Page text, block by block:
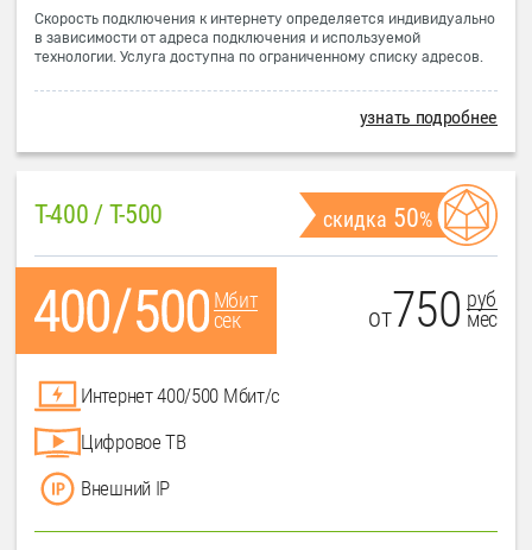
Скорость подключения к интернету определяется индивидуально
в зависимости от адреса подключения и используемой
технологии. Услуга доступна по ограниченному списку адресов.
узнать подробнее
T-400 / T-500 скидка 50%
Мбит
сек
от750 руб
мес
Интернет 400/500 Мбит/с
Цифровое ТВ
Внешний IP